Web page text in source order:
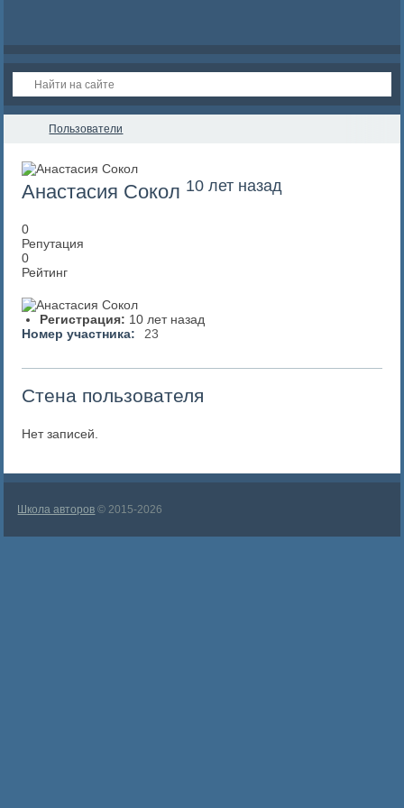
Пользователи
Анастасия Сокол 10 лет назад
0
Репутация
0
Рейтинг
Регистрация: 10 лет назад
Номер участника:
23
Стена пользователя
Нет записей.
Школа авторов © 2015-2026